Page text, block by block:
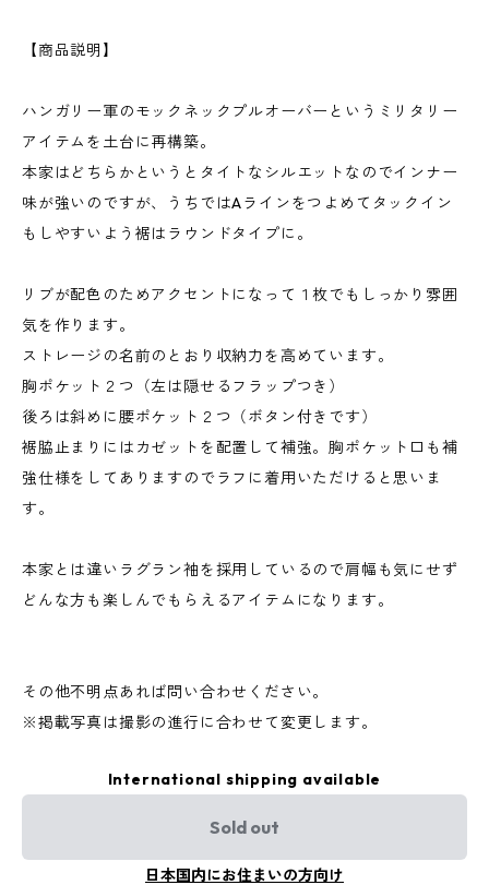
【商品説明】
ハンガリー軍のモックネックプルオーバーというミリタリー
アイテムを土台に再構築。
本家はどちらかというとタイトなシルエットなのでインナー
味が強いのですが、うちではAラインをつよめてタックイン
もしやすいよう裾はラウンドタイプに。
リブが配色のためアクセントになって１枚でもしっかり雰囲
気を作ります。
ストレージの名前のとおり収納力を高めています。
胸ポケット２つ（左は隠せるフラップつき）
後ろは斜めに腰ポケット２つ（ボタン付きです）
裾脇止まりにはカゼットを配置して補強。胸ポケット口も補
強仕様をしてありますのでラフに着用いただけると思いま
す。
本家とは違いラグラン袖を採用しているので肩幅も気にせず
どんな方も楽しんでもらえるアイテムになります。
その他不明点あれば問い合わせください。
※掲載写真は撮影の進行に合わせて変更します。
International shipping available
Sold out
日本国内にお住まいの方向け